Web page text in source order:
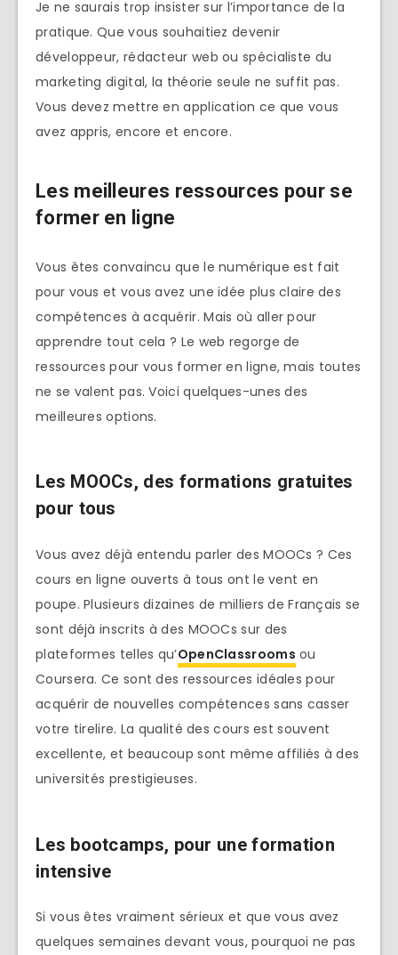
Je ne saurais trop insister sur l’importance de la
pratique. Que vous souhaitiez devenir
développeur, rédacteur web ou spécialiste du
marketing digital, la théorie seule ne suffit pas.
Vous devez mettre en application ce que vous
avez appris, encore et encore.
Les meilleures ressources pour se
former en ligne
Vous êtes convaincu que le numérique est fait
pour vous et vous avez une idée plus claire des
compétences à acquérir. Mais où aller pour
apprendre tout cela ? Le web regorge de
ressources pour vous former en ligne, mais toutes
ne se valent pas. Voici quelques-unes des
meilleures options.
Les MOOCs, des formations gratuites
pour tous
Vous avez déjà entendu parler des MOOCs ? Ces
cours en ligne ouverts à tous ont le vent en
poupe. Plusieurs dizaines de milliers de Français se
sont déjà inscrits à des MOOCs sur des
plateformes telles qu’OpenClassrooms ou
Coursera. Ce sont des ressources idéales pour
acquérir de nouvelles compétences sans casser
votre tirelire. La qualité des cours est souvent
excellente, et beaucoup sont même affiliés à des
universités prestigieuses.
Les bootcamps, pour une formation
intensive
Si vous êtes vraiment sérieux et que vous avez
quelques semaines devant vous, pourquoi ne pas